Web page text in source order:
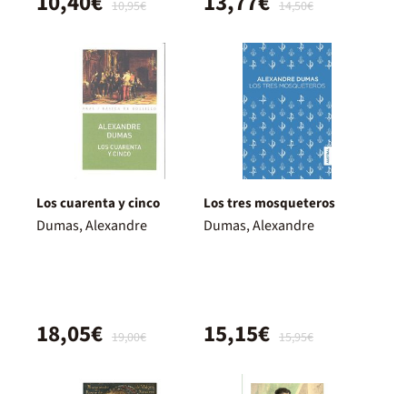
10,95€ 14,50€
Los cuarenta y cinco
Dumas, Alexandre
19,00€
18,05€
Los tres mosqueteros
Dumas, Alexandre
15,95€
15,15€